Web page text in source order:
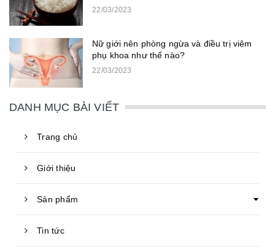
22/03/2023
Nữ giới nên phòng ngừa và điều trị viêm
phụ khoa như thế nào?
22/03/2023
DANH MỤC BÀI VIẾT
Trang chủ
Giới thiệu
Sản phẩm
Tin tức